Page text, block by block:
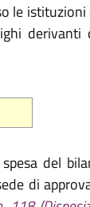
le
derivanti
del
di